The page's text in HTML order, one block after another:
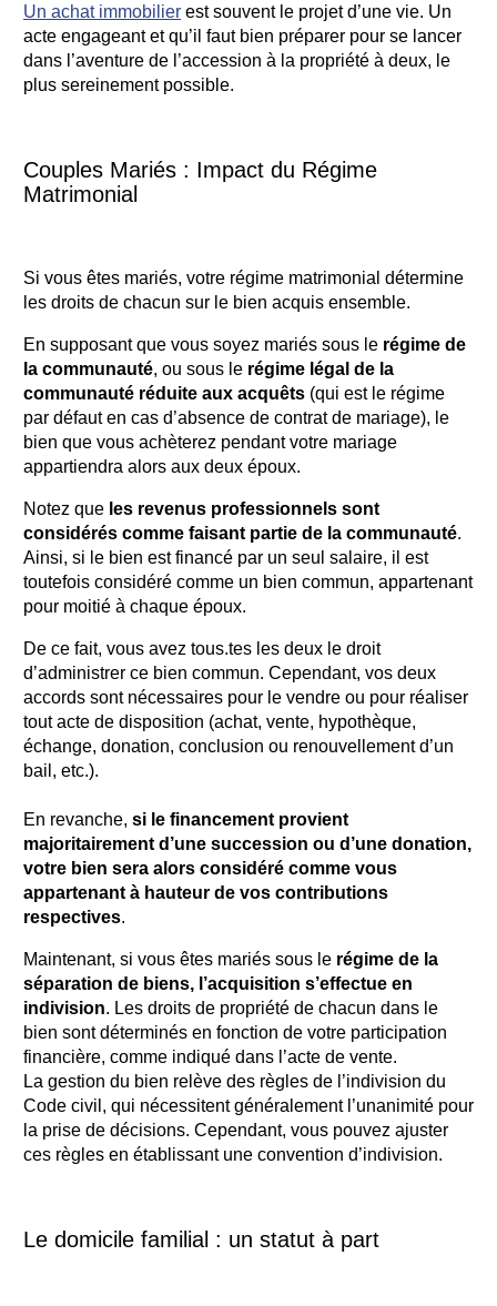
Un achat immobilier est souvent le projet d’une vie. Un
acte engageant et qu’il faut bien préparer pour se lancer
dans l’aventure de l’accession à la propriété à deux, le
plus sereinement possible.
Couples Mariés : Impact du Régime
Matrimonial
Si vous êtes mariés, votre régime matrimonial détermine
les droits de chacun sur le bien acquis ensemble.
En supposant que vous soyez mariés sous le régime de
la communauté, ou sous le régime légal de la
communauté réduite aux acquêts (qui est le régime
par défaut en cas d’absence de contrat de mariage), le
bien que vous achèterez pendant votre mariage
appartiendra alors aux deux époux.
Notez que les revenus professionnels sont
considérés comme faisant partie de la communauté.
Ainsi, si le bien est financé par un seul salaire, il est
toutefois considéré comme un bien commun, appartenant
pour moitié à chaque époux.
De ce fait, vous avez tous.tes les deux le droit
d’administrer ce bien commun. Cependant, vos deux
accords sont nécessaires pour le vendre ou pour réaliser
tout acte de disposition (achat, vente, hypothèque,
échange, donation, conclusion ou renouvellement d’un
bail, etc.).
En revanche, si le financement provient
majoritairement d’une succession ou d’une donation,
votre bien sera alors considéré comme vous
appartenant à hauteur de vos contributions
respectives.
Maintenant, si vous êtes mariés sous le régime de la
séparation de biens, l’acquisition s’effectue en
indivision. Les droits de propriété de chacun dans le
bien sont déterminés en fonction de votre participation
financière, comme indiqué dans l’acte de vente.
La gestion du bien relève des règles de l’indivision du
Code civil, qui nécessitent généralement l’unanimité pour
la prise de décisions. Cependant, vous pouvez ajuster
ces règles en établissant une convention d’indivision.
Le domicile familial : un statut à part